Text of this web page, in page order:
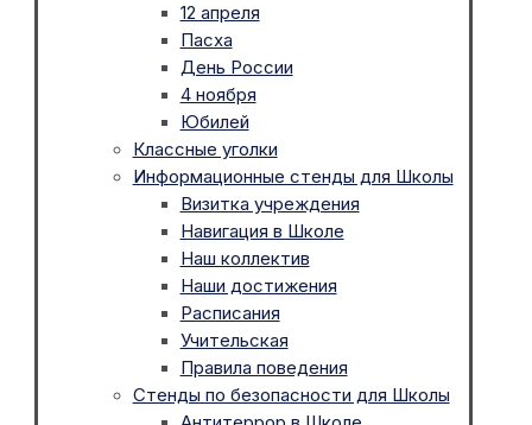
12 апреля
Пасха
День России
4 ноября
Юбилей
Классные уголки
Информационные стенды для Школы
Визитка учреждения
Навигация в Школе
Наш коллектив
Наши достижения
Расписания
Учительская
Правила поведения
Стенды по безопасности для Школы